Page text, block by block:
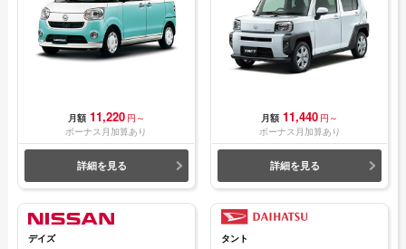
月額 11,220 円～
ボーナス月加算あり
詳細を見る
月額 11,440 円～
ボーナス月加算あり
詳細を見る
デイズ タント